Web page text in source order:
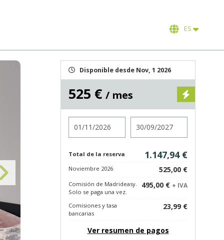
ES
Disponible desde Nov, 1 2026
525 € / mes
Total de la reserva 1.147,94 €
Noviembre 2026 525,00 €
Comisión de Madrideasy.
Solo se paga una vez.
495,00 € + IVA
Comisiones y tasa
bancarias
23,99 €
Ver resumen de pagos